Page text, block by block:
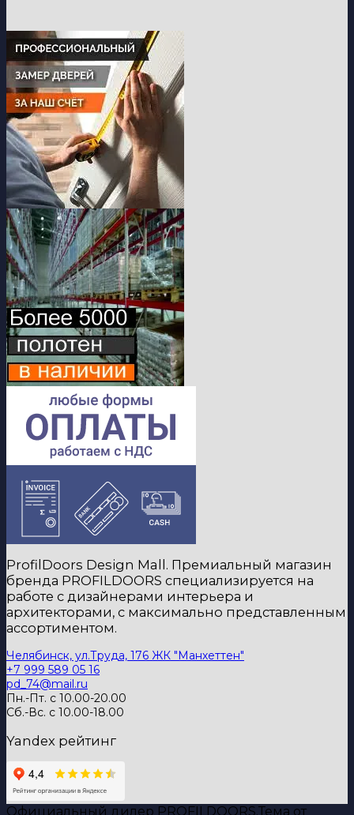
ProfilDoors Design Mall. Премиальный магазин
бренда PROFILDOORS специализируется на
работе с дизайнерами интерьера и
архитекторами, с максимально представленным
ассортиментом.
Челябинск, ул.Труда, 176 ЖК "Манхеттен"
+7 999 589 05 16
pd_74@mail.ru
Пн.-Пт. с 10.00-20.00
Сб.-Вс. с 10.00-18.00
Yandex рейтинг
Официальный дилер PROFILDOORS.Тема от